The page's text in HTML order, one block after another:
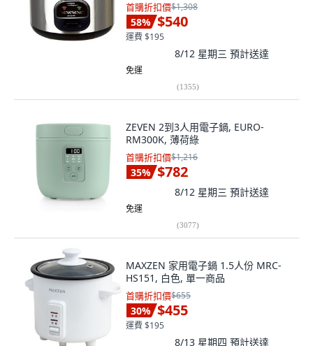
首購折扣價$1,308
58% $540
運費 $195
8/12 星期三 預計送達
免運
(1355)
ZEVEN 2到3人用電子鍋, EURO-
RM300K, 薄荷綠
首購折扣價$1,216
35% $782
8/12 星期三 預計送達
免運
(3077)
MAXZEN 家用電子鍋 1.5人份 MRC-
HS151, 白色, 單一商品
首購折扣價$655
30% $455
運費 $195
8/13 星期四 預計送達